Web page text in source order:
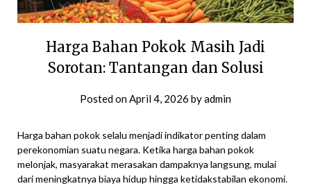
Harga Bahan Pokok Masih Jadi
Sorotan: Tantangan dan Solusi
Posted onApril 4, 2026 byadmin
Harga bahan pokok selalu menjadi indikator penting dalam
perekonomian suatu negara. Ketika harga bahan pokok
melonjak, masyarakat merasakan dampaknya langsung, mulai
dari meningkatnya biaya hidup hingga ketidakstabilan ekonomi.